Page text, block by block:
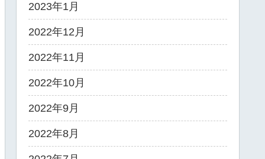
2023年1月
2022年12月
2022年11月
2022年10月
2022年9月
2022年8月